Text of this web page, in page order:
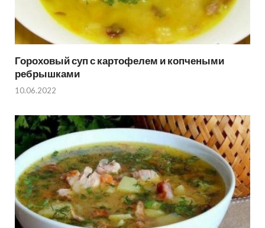
Гороховый суп с картофелем и копчеными
ребрышками
10.06.2022